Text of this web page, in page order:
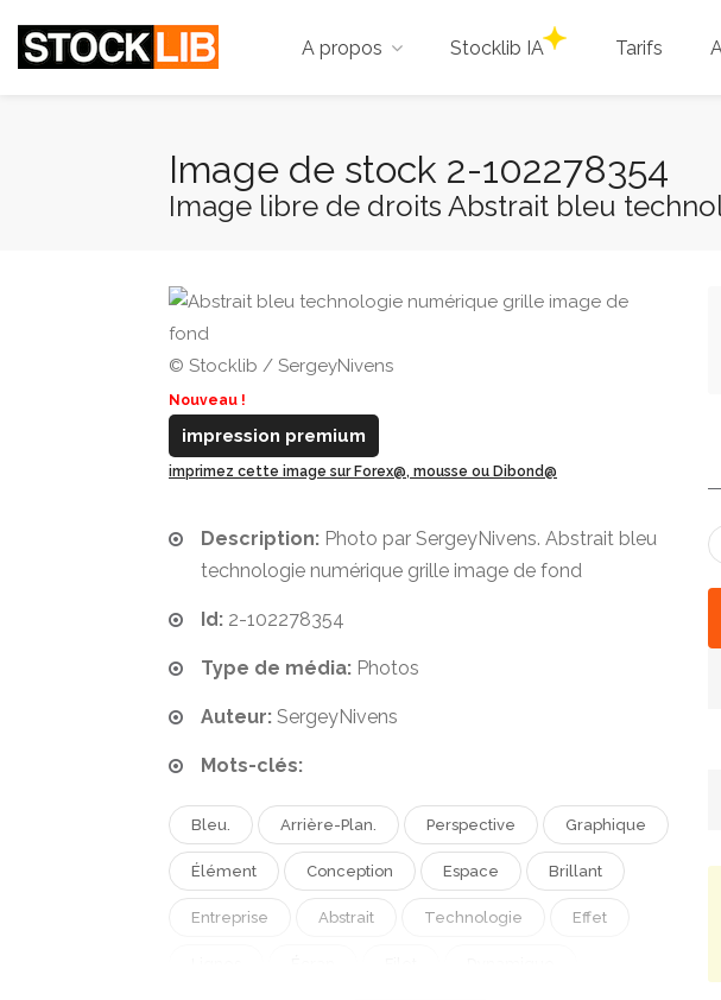
A propos Stocklib IA Tarifs
Image de stock 2-102278354
Image libre de droits Abstrait bleu
© Stocklib / SergeyNivens
Nouveau !
impression premium
imprimez cette image sur Forex@, mousse ou Dibond@
Description: Photo par SergeyNivens. Abstrait bleu
technologie numérique grille image de fond
Id: 2-102278354
Type de média: Photos
Auteur: SergeyNivens
Mots-clés:
Bleu. Arrière-Plan. Perspective Graphique
Élément Conception Espace Brillant
Entreprise Abstrait Technologie Effet